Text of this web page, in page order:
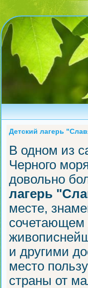
Детский лагерь
В одном из
Черного
довольно
лагерь
месте,
сочетающем
и другими
место
страны от